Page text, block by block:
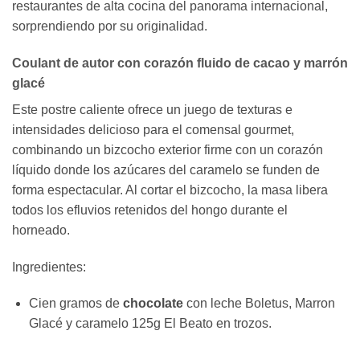
restaurantes de alta cocina del panorama internacional,
sorprendiendo por su originalidad.
Coulant de autor con corazón fluido de cacao y marrón
glacé
Este postre caliente ofrece un juego de texturas e
intensidades delicioso para el comensal gourmet,
combinando un bizcocho exterior firme con un corazón
líquido donde los azúcares del caramelo se funden de
forma espectacular. Al cortar el bizcocho, la masa libera
todos los efluvios retenidos del hongo durante el
horneado.
Ingredientes:
Cien gramos de chocolatecon leche Boletus, Marron
Glacé y caramelo 125g El Beato en trozos.